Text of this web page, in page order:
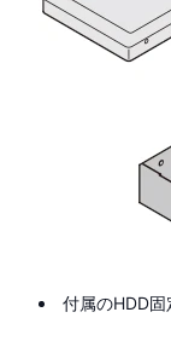
付属のHDD固